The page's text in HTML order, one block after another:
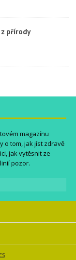
přírody
magazínu
o tom, jak jíst zdravě
jak vytěsnit ze
pozor.